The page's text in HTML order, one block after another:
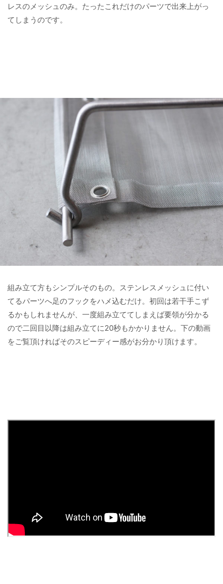
レスのメッシュのみ。たったこれだけのパーツで出来上がっ
てしまうのです。
組み立て方もシンプルそのもの。ステンレスメッシュに付い
てるパーツへ足のフックをハメ込むだけ。初回は若干手こず
るかもしれませんが、一度組み立ててしまえば要領が分かる
ので二回目以降は組み立てに20秒もかかりません。下の動画
をご覧頂ければそのスピーディー感がお分かり頂けます。